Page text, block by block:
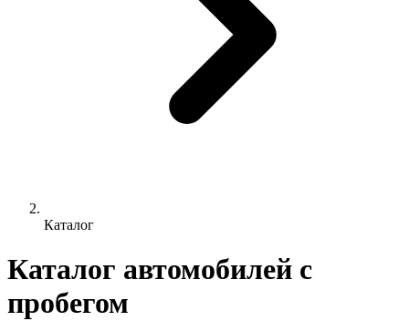
Каталог
Каталог автомобилей с
пробегом